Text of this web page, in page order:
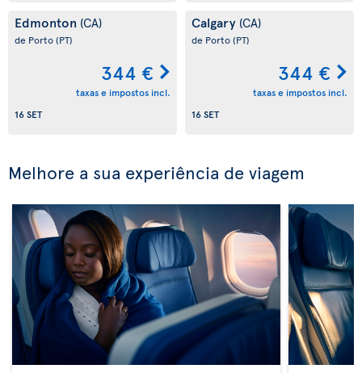
Edmonton (CA)
de Porto(PT)
344 €
taxas e impostos incl.
16 SET
Calgary (CA)
de Porto(PT)
344 €
taxas e impostos incl.
16 SET
Melhore a sua experiência de viagem